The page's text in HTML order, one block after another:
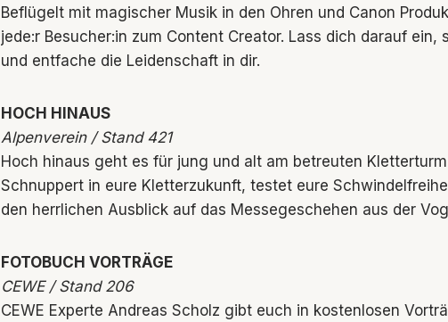
Beflügelt mit magischer Musik in den Ohren und Canon
jede:r Besucher:in zum Content Creator. Lass dich darauf ein,
und entfache die Leidenschaft in dir.
HOCH HINAUS
Alpenverein / Stand 421
Hoch hinaus geht es für jung und alt am betreuten
Schnuppert in eure Kletterzukunft, testet eure
den herrlichen Ausblick auf das Messegeschehen aus der
FOTOBUCH VORTRÄGE
CEWE / Stand 206
CEWE Experte Andreas Scholz gibt euch in kostenlosen